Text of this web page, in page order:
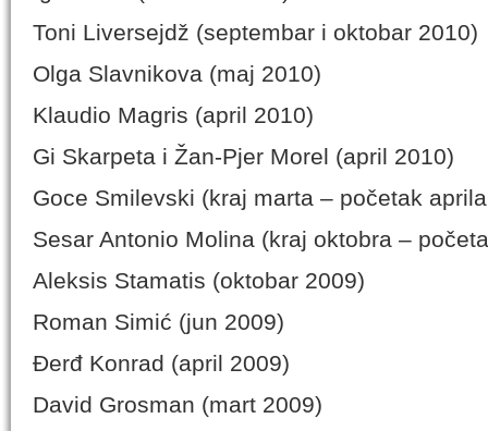
Toni Liversejdž (septembar i oktobar 2010)
Olga Slavnikova (maj 2010)
Klaudio Magris (april 2010)
Gi Skarpeta i Žan-Pjer Morel (april 2010)
Goce Smilevski (kraj marta – početak
Sesar Antonio Molina (kraj oktobra –
Aleksis Stamatis (oktobar 2009)
Roman Simić (jun 2009)
Đerđ Konrad (april 2009)
David Grosman (mart 2009)